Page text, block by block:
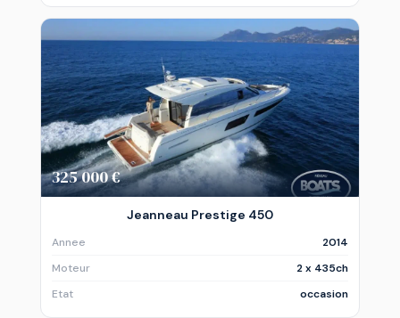
325 000 €
Jeanneau Prestige 450
Annee
2014
Moteur
2 x 435ch
Etat
occasion